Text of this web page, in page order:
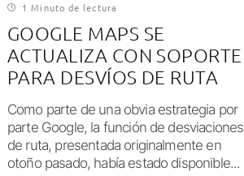
1 Minuto de lectura
GOOGLE MAPS SE
ACTUALIZA CON SOPORTE
PARA DESVÍOS DE RUTA
Como parte de una obvia estrategia por
parte Google, la función de desviaciones
de ruta, presentada originalmente en
otoño pasado, había estado disponible...